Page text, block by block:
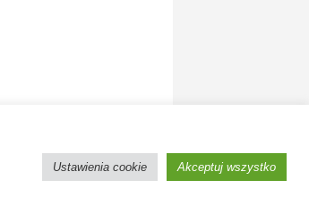
Ustawienia cookie Akceptuj wszystko